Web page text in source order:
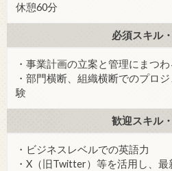
休憩60分
必須スキル
・事業計画の立案と管理にまつ
・部門横断、組織横断でのプロ
験
歓迎スキル
・ビジネスレベルでの英語力
・X（旧Twitter）等を活用し、